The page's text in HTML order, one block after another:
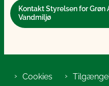
Kontakt Styrelsen for
Vandmiljø
Cookies